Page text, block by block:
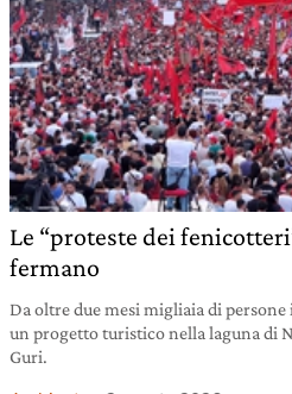
Le “proteste dei
fermano
Da oltre due mesi migliaia di
un progetto turistico nella laguna di
Guri.